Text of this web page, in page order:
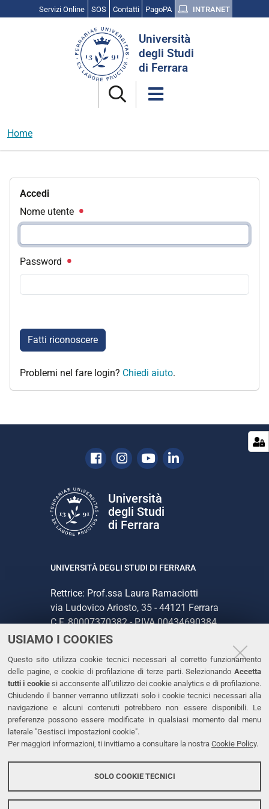
USIAMO I COOKIES
Questo sito utilizza cookie tecnici necessari al corretto funzionamento
delle pagine, e cookie di profilazione di terze parti. Selezionando Accetta
tutti i cookiesi acconsente all’utilizzo dei cookie analytics e di profilazione.
Chiudendo il banner verranno utilizzati solo i cookie tecnici necessari alla
navigazione e alcuni contenuti potrebbero non essere disponibili. Le
preferenze possono essere modificate in qualsiasi momento dal menu
laterale "Gestisci impostazioni cookie".
Per maggiori informazioni, ti invitiamo a consultare la nostra Cookie Policy.
SOLO COOKIE TECNICI
Servizi Online SOS Contatti PagoPA INTRANET
Università
degli Studi
di Ferrara
Home
Accedi
Nome utente
Password
Fatti riconoscere
Problemi nel fare login? Chiedi aiuto.
Facebook
Instagram
YoutubeLinkedin
Università
degli Studi
di Ferrara
UNIVERSITÀ DEGLI STUDI DI FERRARA
Rettrice: Prof.ssa Laura Ramaciotti
via Ludovico Ariosto, 35 - 44121 Ferrara
C.F. 80007370382 - P.IVA 00434690384
CONTATTI
Tel. +39 0532 293111
Fax. +39 0532 293031
PEC
LINKS
Accessibilità
Protezione dati personali